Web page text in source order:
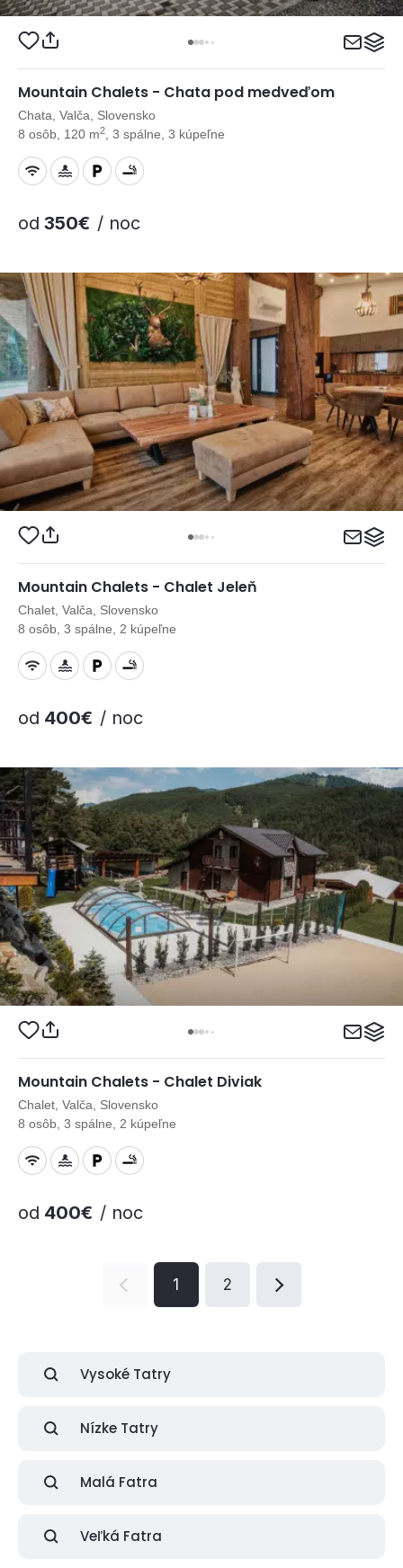
Mountain Chalets - Chata pod medveďom
Chata, Valča, Slovensko
8 osôb, 120 m2 , 3 spálne, 3 kúpeľne
od 350€ / noc
Mountain Chalets - Chalet Jeleň
Chalet, Valča, Slovensko
8 osôb, 3 spálne, 2 kúpeľne
od 400€ / noc
Mountain Chalets - Chalet Diviak
Chalet, Valča, Slovensko
8 osôb, 3 spálne, 2 kúpeľne
od 400€ / noc
1 2
Vysoké Tatry
Nízke Tatry
Malá Fatra
Veľká Fatra